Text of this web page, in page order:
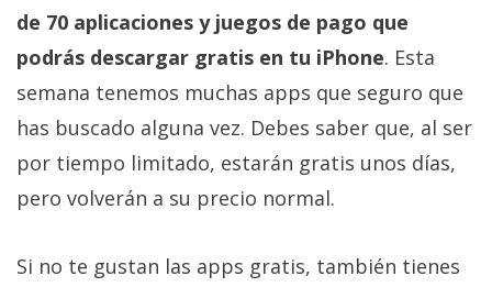
+
Más
temas
Sorteos
de 70 aplicaciones y juegos de pago que
podrás descargar gratis en tu iPhone. Esta
semana tenemos muchas apps que seguro que
has buscado alguna vez. Debes saber que, al ser
por tiempo limitado, estarán gratis unos días,
pero volverán a su precio normal.
Si no te gustan las apps gratis, también tienes